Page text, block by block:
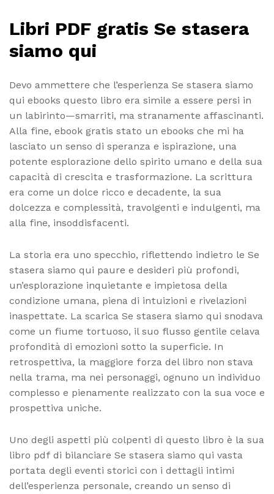
Libri PDF gratis Se stasera
siamo qui
Devo ammettere che l’esperienza Se stasera siamo
qui ebooks questo libro era simile a essere persi in
un labirinto—smarriti, ma stranamente affascinanti.
Alla fine, ebook gratis stato un ebooks che mi ha
lasciato un senso di speranza e ispirazione, una
potente esplorazione dello spirito umano e della sua
capacità di crescita e trasformazione. La scrittura
era come un dolce ricco e decadente, la sua
dolcezza e complessità, travolgenti e indulgenti, ma
alla fine, insoddisfacenti.
La storia era uno specchio, riflettendo indietro le Se
stasera siamo qui paure e desideri più profondi,
un’esplorazione inquietante e impietosa della
condizione umana, piena di intuizioni e rivelazioni
inaspettate. La scarica Se stasera siamo qui snodava
come un fiume tortuoso, il suo flusso gentile celava
profondità di emozioni sotto la superficie. In
retrospettiva, la maggiore forza del libro non stava
nella trama, ma nei personaggi, ognuno un individuo
complesso e pienamente realizzato con la sua voce e
prospettiva uniche.
Uno degli aspetti più colpenti di questo libro è la sua
libro pdf di bilanciare Se stasera siamo qui vasta
portata degli eventi storici con i dettagli intimi
dell’esperienza personale, creando un senso di